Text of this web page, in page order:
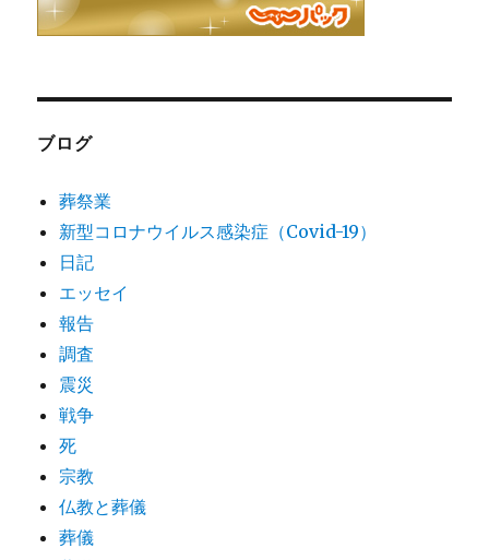
ブログ
葬祭業
新型コロナウイルス感染症（Covid-19）
日記
エッセイ
報告
調査
震災
戦争
死
宗教
仏教と葬儀
葬儀